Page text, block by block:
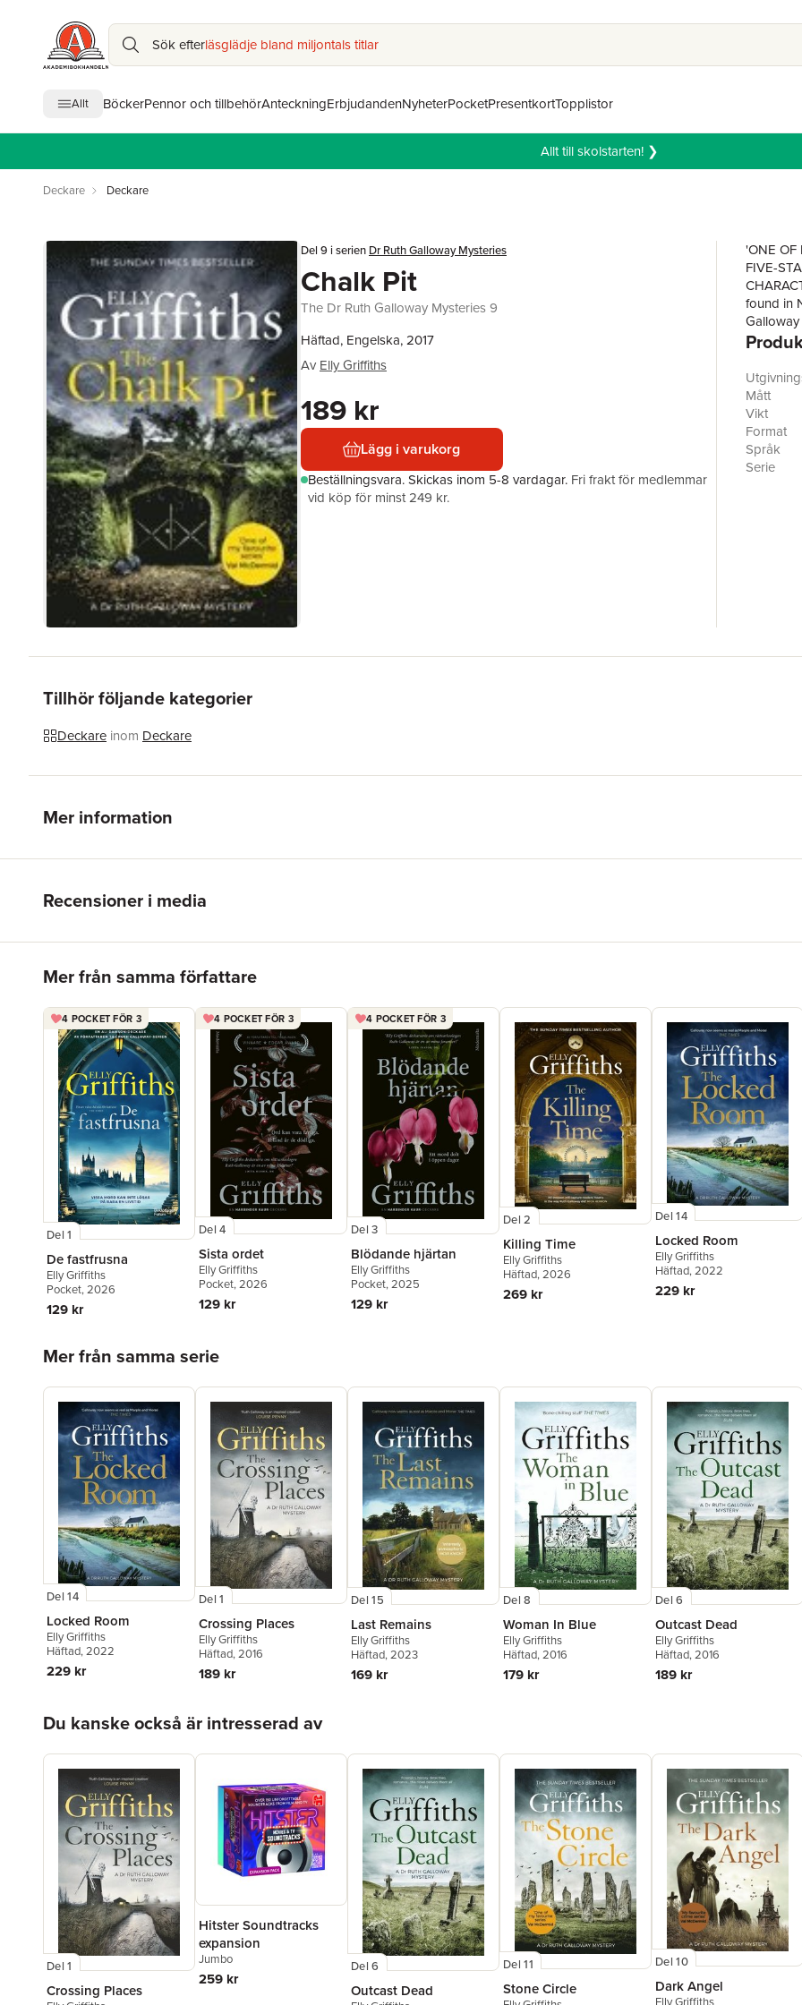
Sök efterläsglädje bland miljontals titlar
Allt BöckerPennor och tillbehörAnteckningErbjudandenNyheterPocketPresentkortTopplistor
Allt till skolstarten! ❯
Deckare Deckare
Del 9 i serien Dr Ruth Galloway Mysteries
Chalk Pit
The Dr Ruth Galloway Mysteries 9
Häftad, Engelska, 2017
Av Elly Griffiths
189 kr
Lägg i varukorg
Beställningsvara.Skickas inom 5-8 vardagar. Fri frakt för medlemmar
vid köp för minst 249 kr.
'ONE OF
FIVE-
found in
murder
rumour
speech,
and the
under
Mått
Vikt
Format
Språk
Serie
Tillhör följande kategorier
Deckare inom Deckare
Mer information
Recensioner i media
Mer från samma författare
4 POCKET FÖR 3
Del 1
De fastfrusna
Elly Griffiths
Pocket, 2026
129 kr
4 POCKET FÖR 3
Del 4
Sista ordet
Elly Griffiths
Pocket, 2026
129 kr
4 POCKET FÖR 3
Del 3
Blödande hjärtan
Elly Griffiths
Pocket, 2025
129 kr
Del 2
Killing Time
Elly Griffiths
Häftad, 2026
269 kr
Del 14
Locked Room
Elly Griffiths
Häftad, 2022
229 kr
Mer från samma serie
Del 14
Locked Room
Elly Griffiths
Häftad, 2022
229 kr
Del 1
Crossing Places
Elly Griffiths
Häftad, 2016
189 kr
Del 15
Last Remains
Elly Griffiths
Häftad, 2023
169 kr
Del 8
Woman In Blue
Elly Griffiths
Häftad, 2016
179 kr
Del 6
Outcast Dead
Elly Griffiths
Häftad, 2016
189 kr
Du kanske också är intresserad av
Del 1
Crossing Places
Hitster Soundtracks
expansion
Jumbo
259 kr
Del 6
Outcast Dead
Del 11
Stone Circle
Del 10
Dark Angel